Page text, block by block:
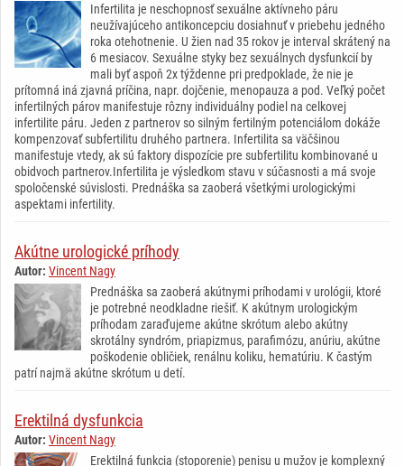
Infertilita je neschopnosť sexuálne aktívneho páru
neužívajúceho antikoncepciu dosiahnuť v priebehu jedného
roka otehotnenie. U žien nad 35 rokov je interval skrátený na
6 mesiacov. Sexuálne styky bez sexuálnych dysfunkcií by
mali byť aspoň 2x týždenne pri predpoklade, že nie je
prítomná iná zjavná príčina, napr. dojčenie, menopauza a pod. Veľký počet
infertilných párov manifestuje rôzny individuálny podiel na celkovej
infertilite páru. Jeden z partnerov so silným fertilným potenciálom dokáže
kompenzovať subfertilitu druhého partnera. Infertilita sa väčšinou
manifestuje vtedy, ak sú faktory dispozície pre subfertilitu kombinované u
obidvoch partnerov.Infertilita je výsledkom stavu v súčasnosti a má svoje
spoločenské súvislosti. Prednáška sa zaoberá všetkými urologickými
aspektami infertility.
Akútne urologické príhody
Autor: Vincent Nagy
Prednáška sa zaoberá akútnymi príhodami v urológii, ktoré
je potrebné neodkladne riešiť. K akútnym urologickým
príhodam zaraďujeme akútne skrótum alebo akútny
skrotálny syndróm, priapizmus, parafimózu, anúriu, akútne
poškodenie obličiek, renálnu koliku, hematúriu. K častým
patrí najmä akútne skrótum u detí.
Erektilná dysfunkcia
Autor: Vincent Nagy
Erektilná funkcia (stoporenie) penisu u mužov je komplexný